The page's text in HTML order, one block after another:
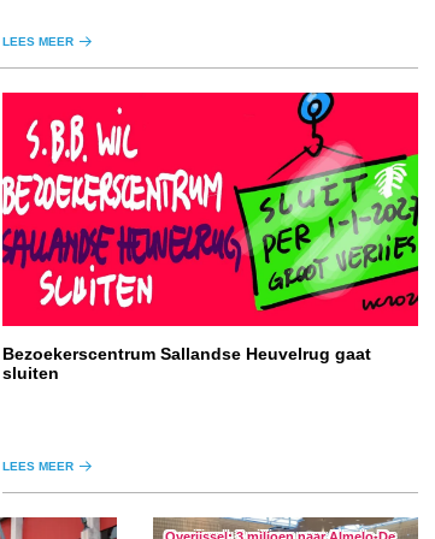
LEES MEER
Bezoekerscentrum Sallandse Heuvelrug gaat
sluiten
LEES MEER